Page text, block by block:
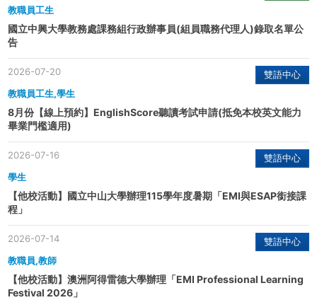
教職員工生
國立中興大學教務處課務組行政辦事員(組員職務代理人)錄取名單公
告
雙語中心
教職員工生,學生
2026-07-20
8月份【線上預約】EnglishScore聽讀考試申請(抵免本校英文能力
畢業門檻適用)
雙語中心
學生
2026-07-16
【他校活動】國立中山大學辦理115學年度暑期「EMI與ESAP銜接課
程」
雙語中心
教職員,教師
2026-07-14
【他校活動】澳洲阿得雷德大學辦理「EMI Professional Learning
Festival 2026」